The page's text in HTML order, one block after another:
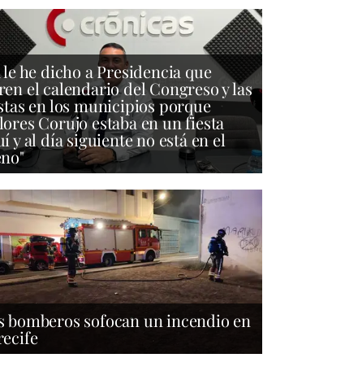
le he dicho a Presidencia que
el calendario del Congreso y las
en los municipios porque
Corujo estaba en un fiesta
y al día siguiente no está en el
bomberos sofocan un incendio en